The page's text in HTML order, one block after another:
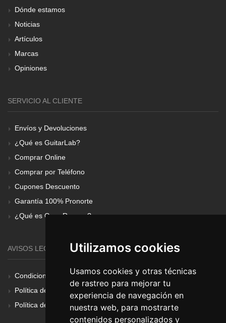
Utilizamos cookies
Usamos cookies y otras técnicas
de rastreo para mejorar tu
experiencia de navegación en
nuestra web, para mostrarte
contenidos personalizados y
Dónde estamos
Noticias
Artículos
Marcas
Opiniones
SERVICIO AL CLIENTE
Envíos y Devoluciones
¿Qué es GuitarLab?
Comprar Online
Comprar por Teléfono
Cupones Descuento
Garantía 100% Pronorte
¿Qué es Gear Renove?
AVISOS LEGALES
Condiciones Generales
Política de Cookies
Política de Privacidad